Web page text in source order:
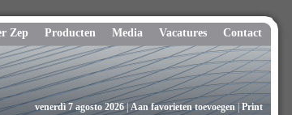
Zep Producten Media Vacatures Contact
venerdì 7 agosto 2026|Aan favorieten toevoegen|Print